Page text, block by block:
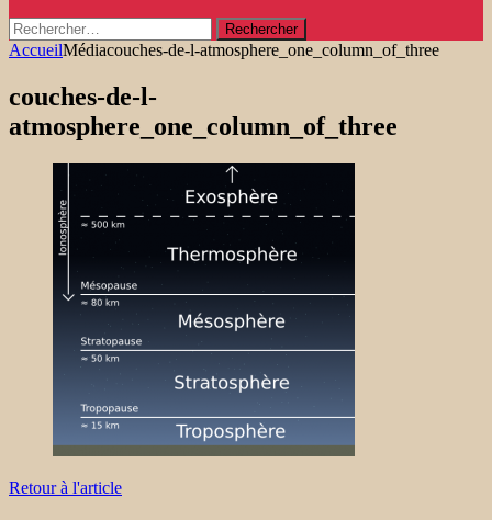
Rechercher :
AccueilMédiacouches-de-l-atmosphere_one_column_of_three
couches-de-l-
atmosphere_one_column_of_three
Retour à l'article